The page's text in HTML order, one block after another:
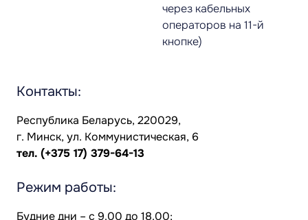
через кабельных
операторов на 11-й
кнопке)
Контакты:
Республика Беларусь, 220029,
г. Минск, ул. Коммунистическая, 6
тел. (+375 17) 379-64-13
Режим работы:
Будние дни – с 9.00 до 18.00;